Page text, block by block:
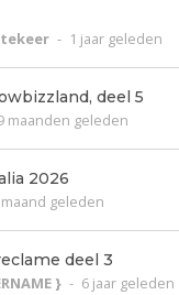
- 1 jaar geleden
deel 5
maanden geleden
2026
maand geleden
deel 3
} - 6 jaar geleden